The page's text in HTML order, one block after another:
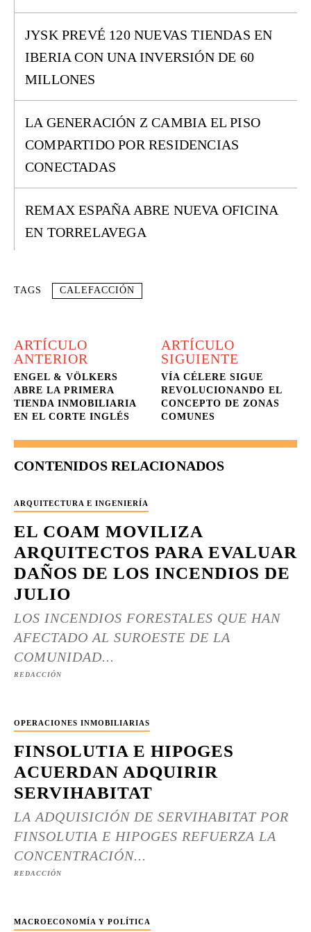
JYSK PREVÉ 120 NUEVAS TIENDAS EN
IBERIA CON UNA INVERSIÓN DE 60
MILLONES
LA GENERACIÓN Z CAMBIA EL PISO
COMPARTIDO POR RESIDENCIAS
CONECTADAS
REMAX ESPAÑA ABRE NUEVA OFICINA
EN TORRELAVEGA
TAGS CALEFACCIÓN
ARTÍCULO
ANTERIOR
ENGEL & VÖLKERS
ABRE LA PRIMERA
TIENDA INMOBILIARIA
EN EL CORTE INGLÉS
ARTÍCULO
SIGUIENTE
VÍA CÉLERE SIGUE
REVOLUCIONANDO EL
CONCEPTO DE ZONAS
COMUNES
CONTENIDOS RELACIONADOS
ARQUITECTURA E INGENIERÍA
EL COAM MOVILIZA
ARQUITECTOS PARA EVALUAR
DAÑOS DE LOS INCENDIOS DE
JULIO
LOS INCENDIOS FORESTALES QUE HAN
AFECTADO AL SUROESTE DE LA
COMUNIDAD...
REDACCIÓN
OPERACIONES INMOBILIARIAS
FINSOLUTIA E HIPOGES
ACUERDAN ADQUIRIR
SERVIHABITAT
LA ADQUISICIÓN DE SERVIHABITAT POR
FINSOLUTIA E HIPOGES REFUERZA LA
CONCENTRACIÓN...
REDACCIÓN
MACROECONOMÍA Y POLÍTICA